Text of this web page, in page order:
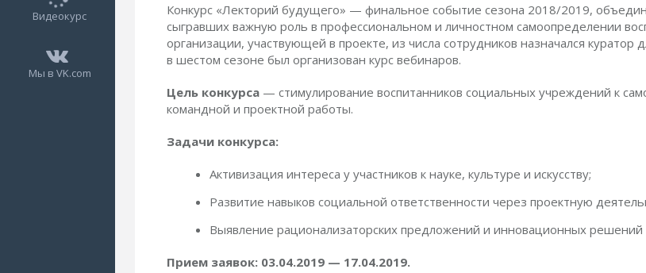
Видеокурс
Мы в VK.com
Конкурс «Лекторий будущего» — финальное событие сезона 2018/2019,
сыгравших важную роль в профессиональном и личностном самоопределении
организации, участвующей в проекте, из числа сотрудников назначался
в шестом сезоне был организован курс вебинаров.
Цель конкурса — стимулирование воспитанников социальных учреждений к
командной и проектной работы.
Задачи конкурса:
Активизация интереса у участников к науке, культуре и искусству;
Развитие навыков социальной ответственности через проектную
Выявление рационализаторских предложений и инновационных решений
Прием заявок: 03.04.2019 — 17.04.2019.